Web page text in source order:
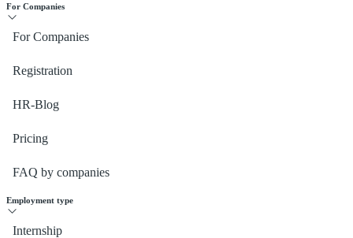
For Companies
For Companies
Registration
HR-Blog
Pricing
FAQ by companies
Employment type
Internship